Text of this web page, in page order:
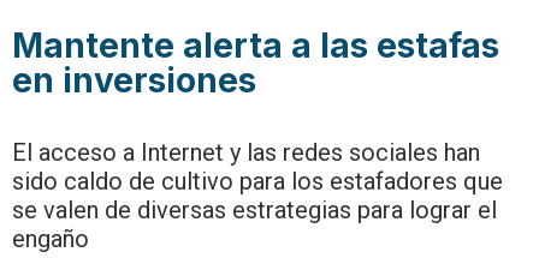
Mantente alerta a las estafas
en inversiones
El acceso a Internet y las redes sociales han
sido caldo de cultivo para los estafadores que
se valen de diversas estrategias para lograr el
engaño